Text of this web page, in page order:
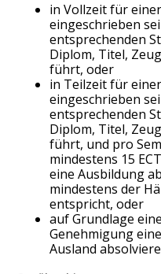
in Vollzeit für
eingeschrieben
entsprechenden
Diplom, Titel,
führt, oder
in Teilzeit für
eingeschrieben
entsprechenden
Diplom, Titel,
führt, und pro
mindestens 15
eine Ausbildung
mindestens der
entspricht, oder
auf Grundlage
Genehmigung
Ausland